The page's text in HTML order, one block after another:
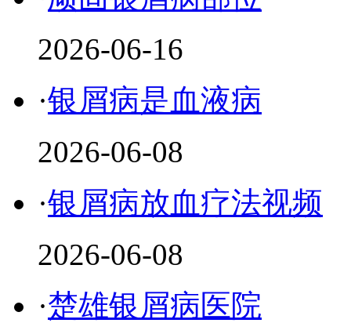
2026-06-16
·银屑病是血液病
2026-06-08
·银屑病放血疗法视频
2026-06-08
·楚雄银屑病医院